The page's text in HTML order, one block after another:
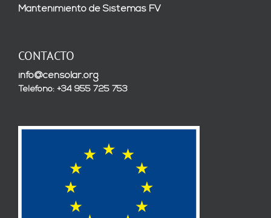
Mantenimiento de Sistemas FV
CONTACTO
info@censolar.org
Teléfono: +34 955 725 753